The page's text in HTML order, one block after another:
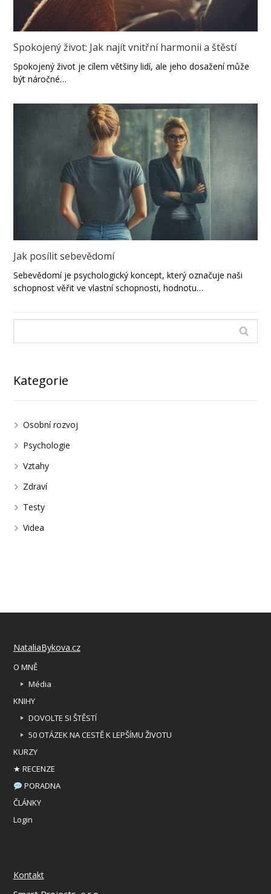
Spokojený život: Jak najít vnitřní harmonii a štěstí
Spokojený život je cílem většiny lidí, ale jeho dosažení může
být náročné…
Jak posílit sebevědomí
Sebevědomí je psychologický koncept, který označuje naši
schopnost věřit ve vlastní schopnosti, hodnotu…
Kategorie
Osobní rozvoj
Psychologie
Vztahy
Zdraví
Testy
Videa
NataliaBykova.cz
O MNĚ
Média
KNIHY
DOVOLTE SI ŠTĚSTÍ
50 OTÁZEK NA CESTĚ K LEPŠÍMU ŽIVOTU
KURZY
★ RECENZE
PORADNA
ČLÁNKY
Login
Kontakt